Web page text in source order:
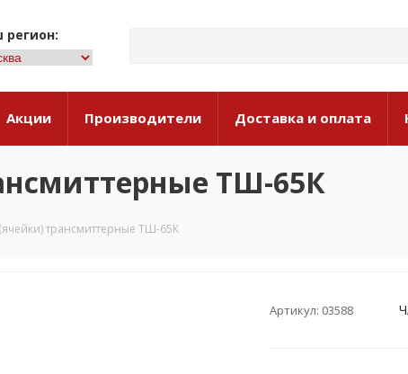
регион:
Акции Производители Доставка и оплата
ТШ-65К
трансмиттерные ТШ-65К
Артикул: 03588